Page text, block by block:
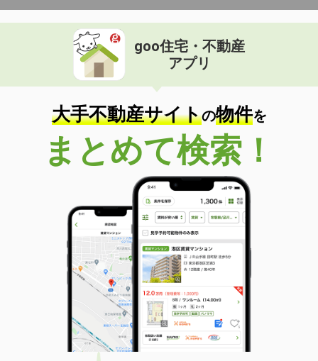
goo住宅・不動産
アプリ
大手不動産サイトの物件を
まとめて検索！